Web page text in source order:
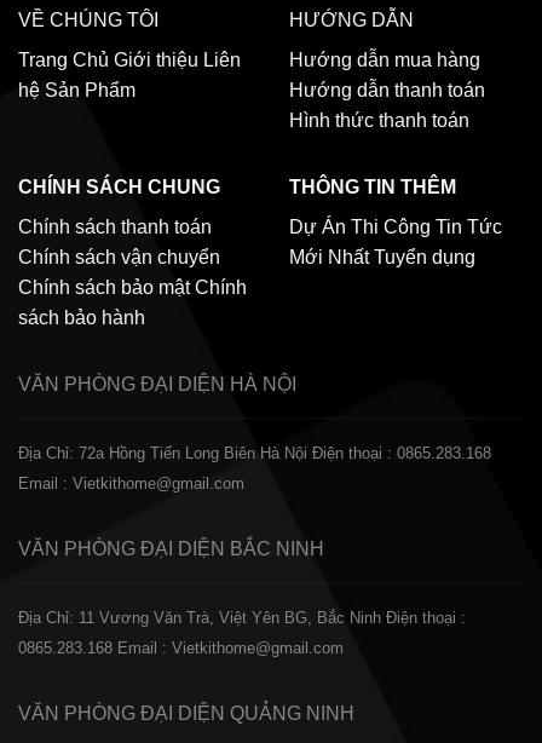
VỀ CHÚNG TÔI
Trang Chủ Giới thiệu Liên
hệ Sản Phẩm
HƯỚNG DẪN
Hướng dẫn mua hàng
Hướng dẫn thanh toán
Hình thức thanh toán
CHÍNH SÁCH CHUNG
Chính sách thanh toán
Chính sách vận chuyển
Chính sách bảo mật Chính
sách bảo hành
THÔNG TIN THÊM
Dự Án Thi Công Tin Tức
Mới Nhất Tuyển dụng
VĂN PHÒNG ĐẠI DIỆN HÀ NỘI
Địa Chỉ: 72a Hồng Tiến Long Biên Hà Nội Điện thoại : 0865.283.168
Email : Vietkithome@gmail.com
VĂN PHÒNG ĐẠI DIỆN BẮC NINH
Địa Chỉ: 11 Vương Văn Trà, Việt Yên BG, Bắc Ninh Điện thoại :
0865.283.168 Email : Vietkithome@gmail.com
VĂN PHÒNG ĐẠI DIỆN QUẢNG NINH